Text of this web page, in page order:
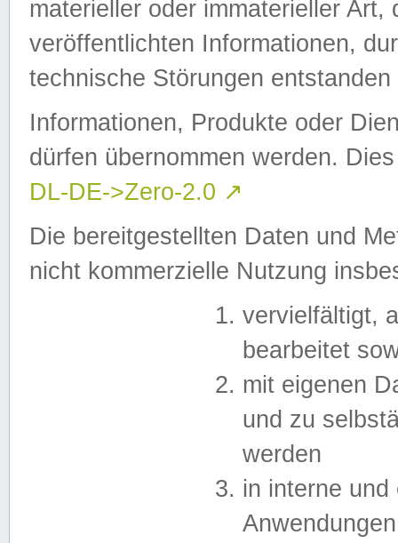
materieller oder immaterieller
veröffentlichten Informationen,
technische Störungen
Informationen, Produkte oder
dürfen übernommen werden.
DL-DE->Zero-2.0 ↗
Die bereitgestellten Daten und
nicht kommerzielle Nutzung
vervielfältigt,
bearbeitet
mit eigenen
und zu
werden
in interne